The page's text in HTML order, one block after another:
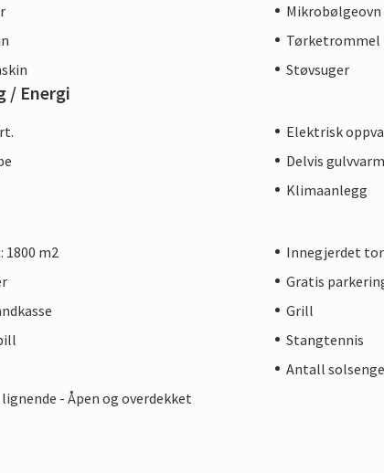
Mikrobølgeovn
Tørketrommel
Støvsuger
/ Energi
Elektrisk
Delvis
Klimaanlegg
m2
Innegjerdet
Gratis
Grill
Stangtennis
Antall
lignende - Åpen og overdekket